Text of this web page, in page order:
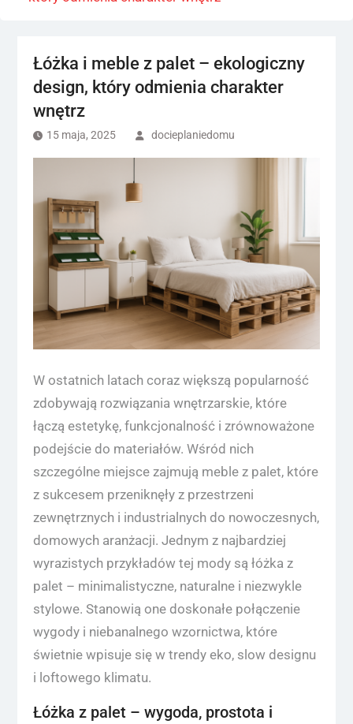
Łóżka i meble z palet – ekologiczny
design, który odmienia charakter
wnętrz
15 maja, 2025 docieplaniedomu
W ostatnich latach coraz większą popularność
zdobywają rozwiązania wnętrzarskie, które
łączą estetykę, funkcjonalność i zrównoważone
podejście do materiałów. Wśród nich
szczególne miejsce zajmują meble z palet, które
z sukcesem przeniknęły z przestrzeni
zewnętrznych i industrialnych do nowoczesnych,
domowych aranżacji. Jednym z najbardziej
wyrazistych przykładów tej mody są łóżka z
palet – minimalistyczne, naturalne i niezwykle
stylowe. Stanowią one doskonałe połączenie
wygody i niebanalnego wzornictwa, które
świetnie wpisuje się w trendy eko, slow designu
i loftowego klimatu.
Łóżka z palet – wygoda, prostota i